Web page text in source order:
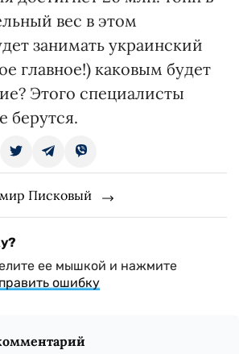
вес в этом
занимать украинский
главное!) каковым будет
Этого специалисты
берутся.
Писковый
ее мышкой и нажмите
ошибку